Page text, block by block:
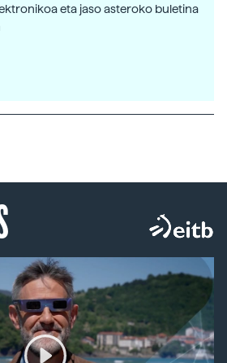
eta jaso asteroko buletina